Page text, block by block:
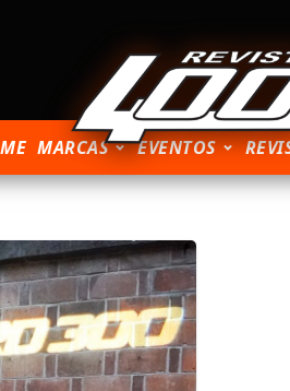
MARCAS EVENTOS